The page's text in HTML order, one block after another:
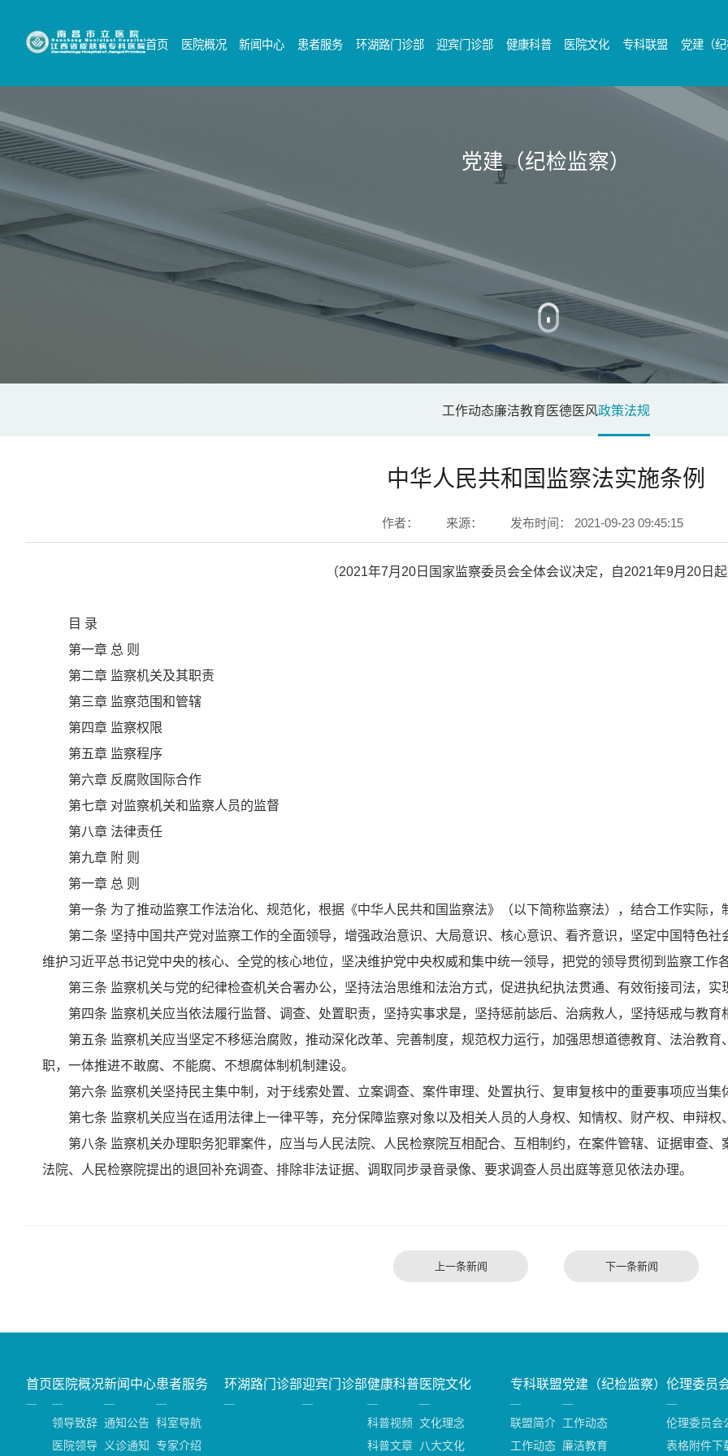
首页 医院概况 新闻中心 患者服务 环湖路门诊部 迎宾门诊部 健康科普 医院文化 专科联盟 党建（
党建（纪检监察）
工作动态廉洁教育 医德医风政策法规
中华人民共和国监察法实施条例
作者： 来源： 发布时间： 2021-09-23 09:45:15
（2021年7月20日国家监察委员会全体会议决定，自2021年9月20日
目 录
第一章 总 则
第二章 监察机关及其职责
第三章 监察范围和管辖
第四章 监察权限
第五章 监察程序
第六章 反腐败国际合作
第七章 对监察机关和监察人员的监督
第八章 法律责任
第九章 附 则
第一章 总 则
第一条 为了推动监察工作法治化、规范化，根据《中华人民共和国监察法》（以下简称监察法），结合工作实际，
第二条 坚持中国共产党对监察工作的全面领导，增强政治意识、大局意识、核心意识、看齐意识，坚定中国特色社
维护习近平总书记党中央的核心、全党的核心地位，坚决维护党中央权威和集中统一领导，把党的领导贯彻到监察工作
第三条 监察机关与党的纪律检查机关合署办公，坚持法治思维和法治方式，促进执纪执法贯通、有效衔接司法，实
第四条 监察机关应当依法履行监督、调查、处置职责，坚持实事求是，坚持惩前毖后、治病救人，坚持惩戒与教育
第五条 监察机关应当坚定不移惩治腐败，推动深化改革、完善制度，规范权力运行，加强思想道德教育、法治教育
职，一体推进不敢腐、不能腐、不想腐体制机制建设。
第六条 监察机关坚持民主集中制，对于线索处置、立案调查、案件审理、处置执行、复审复核中的重要事项应当集
第七条 监察机关应当在适用法律上一律平等，充分保障监察对象以及相关人员的人身权、知情权、财产权、申辩权
第八条 监察机关办理职务犯罪案件，应当与人民法院、人民检察院互相配合、互相制约，在案件管辖、证据审查、
法院、人民检察院提出的退回补充调查、排除非法证据、调取同步录音录像、要求调查人员出庭等意见依法办理。
上一条新闻 下一条新闻
首页 医院概况
领导致辞
医院领导
新闻中心
通知公告
义诊通知
患者服务
科室导航
专家介绍
环湖路门诊部迎宾门诊部健康科普
科普视频
科普文章
医院文化
文化理念
八大文化
专科联盟
联盟简介
工作动态
党建（纪检监察）
工作动态
廉洁教育
伦理委员
伦理委员会
表格附件下